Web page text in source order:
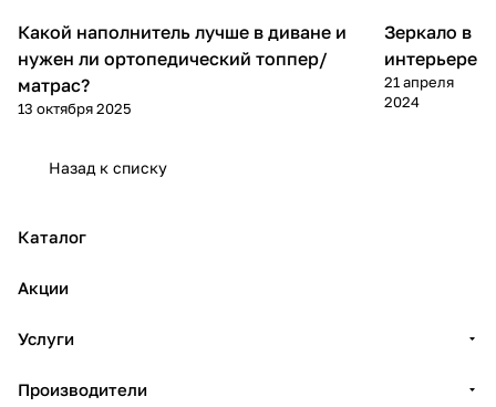
Диваны и кресла
Какой наполнитель лучше в диване и
нужен ли ортопедический топпер/
матрас?
13 октября 2025
Стиль
интерьера
Зеркало в
интерьере
21 апреля
2024
Назад к списку
Каталог
Акции
Услуги
Производители